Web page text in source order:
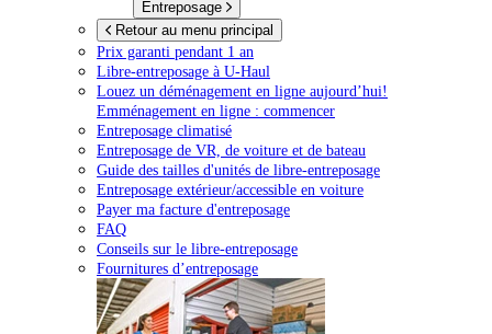
Entreposage
Retour au menu principal
Prix garanti pendant 1 an
Libre-entreposage à U-Haul
Louez un déménagement en ligne aujourd’hui!
Emménagement en ligne : commencer
Entreposage climatisé
Entreposage de VR, de voiture et de bateau
Guide des tailles d'unités de libre-entreposage
Entreposage extérieur/accessible en voiture
Payer ma facture d'entreposage
FAQ
Conseils sur le libre-entreposage
Fournitures d’entreposage